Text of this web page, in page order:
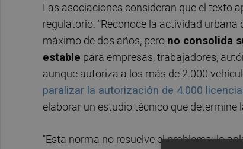
Las asociaciones consideran que el texto
regulatorio. "Reconoce la actividad
máximo de dos años, pero no consolida
estable para empresas, trabajadores,
aunque autoriza a los más de 2.000
paralizar la autorización de 4.000
elaborar un estudio técnico que determine
"Esta norma no resuelve el problema: lo